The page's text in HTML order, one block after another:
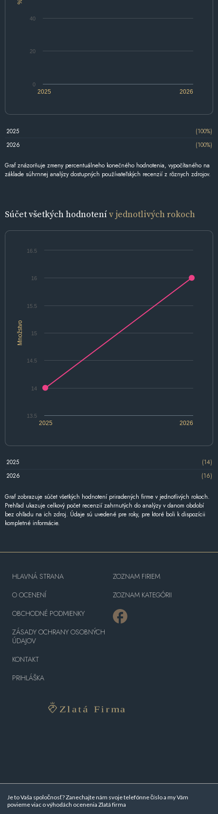
%
2025 2026
0
20
40
2025
(100%)
2026
(100%)
Graf znázorňuje zmeny percentuálneho konečného hodnotenia, vypočítaného na
základe súhrnnej analýzy dostupných používateľských recenzií z rôznych zdrojov.
Súčet všetkých hodnotenív jednotlivých rokoch
Množstvo
2025 2026
13.5
14
14.5
15
15.5
16
16.5
2025
(14)
2026
(16)
Graf zobrazuje súčet všetkých hodnotení priradených firme v jednotlivých rokoch.
Prehľad ukazuje celkový počet recenzií zahrnutých do analýzy v danom období
bez ohľadu na ich zdroj. Údaje sú uvedené pre roky, pre ktoré boli k dispozícii
kompletné informácie.
Je to Vaša spoločnosť? Zanechajte nám svoje telefónne číslo a my Vám
povieme viac ovýhodách ocenenia Zlatá firma
HLAVNÁ STRANA
O OCENENÍ
OBCHODNÉ PODMIENKY
ZÁSADY OCHRANY OSOBNÝCH
ÚDAJOV
KONTAKT
PRIHLÁŠKA
ZOZNAM FIRIEM
ZOZNAM KATEGÓRII